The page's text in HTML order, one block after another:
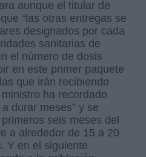
aunque el titular de
“las otras entregas se
designados por cada
sanitarias de
el número de dosis
en este primer paquete
que irán recibiendo
ha recordado
durar meses” y se
seis meses del
a alrededor de 15 a 20
Y en el siguiente